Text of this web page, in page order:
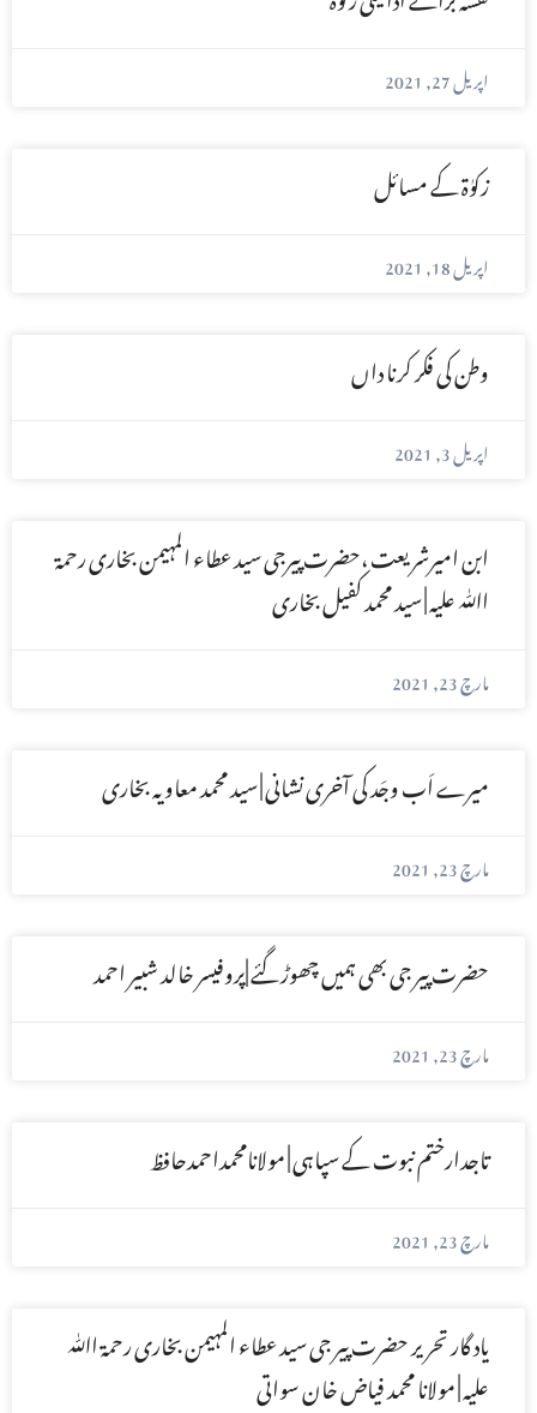
اپریل 27, 2021
زکوٰۃ کے مسائل
اپریل 18, 2021
وطن کی فکر کرنا داں
اپریل 3, 2021
ابن امیرشریعت ،حضرت پیرجی سید عطاء المہیمن بخاری رحمۃ
اﷲ علیہ | سید محمد کفیل بخاری
مارچ 23, 2021
میرے اَب وجَد کی آخری نشانی | سید محمد معاویہ بخاری
مارچ 23, 2021
حضرت پیر جی بھی ہمیں چھوڑ گئے |پروفیسر خالد شبیر احمد
مارچ 23, 2021
تاجدارختم نبوت کے سپاہی | مولانامحمداحمدحافظ
مارچ 23, 2021
یاد گار تحریر حضرت پیر جی سید عطاء المہیمن بخاری رحمۃ اﷲ
علیہ | مولانا محمد فیاض خان سواتی